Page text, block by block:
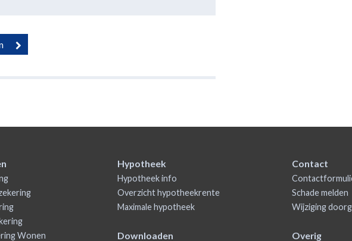
Wonen
Hypotheek
Hypotheek info
Overzicht hypotheekrente
Maximale hypotheek
Downloaden
Contact
Schade melden
Wijziging
Overig